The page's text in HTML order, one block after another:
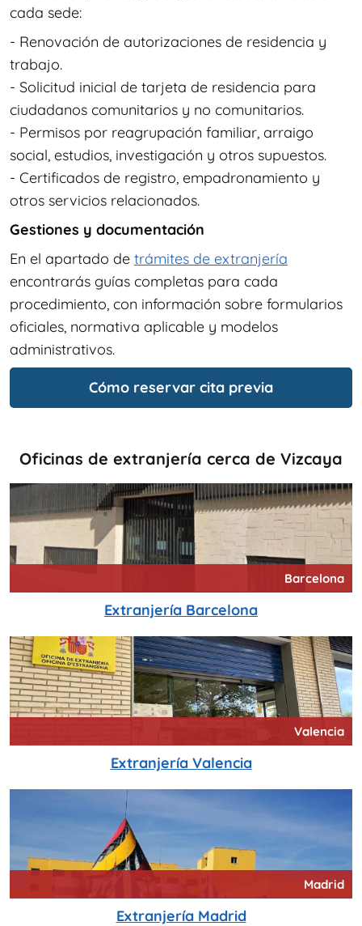
cada sede:
- Renovación de autorizaciones de residencia y
trabajo.
- Solicitud inicial de tarjeta de residencia para
ciudadanos comunitarios y no comunitarios.
- Permisos por reagrupación familiar, arraigo
social, estudios, investigación y otros supuestos.
- Certificados de registro, empadronamiento y
otros servicios relacionados.
Gestiones y documentación
En el apartado de trámites de extranjería
encontrarás guías completas para cada
procedimiento, con información sobre formularios
oficiales, normativa aplicable y modelos
administrativos.
Cómo reservar cita previa
Oficinas de extranjería cerca de Vizcaya
Barcelona
Extranjería Barcelona
Valencia
Extranjería Valencia
Madrid
Extranjería Madrid